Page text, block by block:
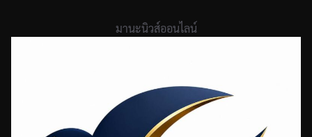
มานะนิวส์ออนไลน์